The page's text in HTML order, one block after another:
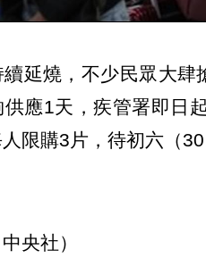
延燒，不少民眾大肆
應1天，疾管署即日
限購3片，待初六（
央社）